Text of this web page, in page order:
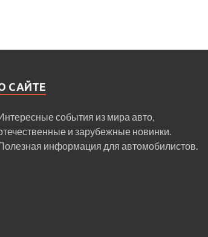
САЙТЕ
события из мира авто,
и зарубежные новинки.
информация для автомобилистов.